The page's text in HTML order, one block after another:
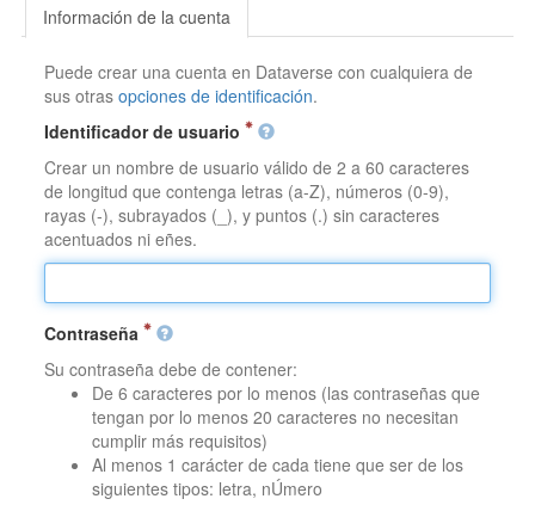
Información de la cuenta
Puede crear una cuenta en Dataverse con cualquiera de
sus otrasopciones de identificación.
Identificador de usuario
Crear un nombre de usuario válido de 2 a 60 caracteres
de longitud que contenga letras (a-Z), números (0-9),
rayas (-), subrayados (_), y puntos (.) sin caracteres
acentuados ni eñes.
Contraseña
Su contraseña debe de contener:
De 6 caracteres por lo menos (las contraseñas que
tengan por lo menos 20 caracteres no necesitan
cumplir más requisitos)
Al menos 1 carácter de cada tiene que ser de los
siguientes tipos: letra, nÚmero